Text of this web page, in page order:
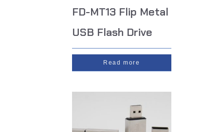
FD-MT13 Flip Metal
USB Flash Drive
Read more